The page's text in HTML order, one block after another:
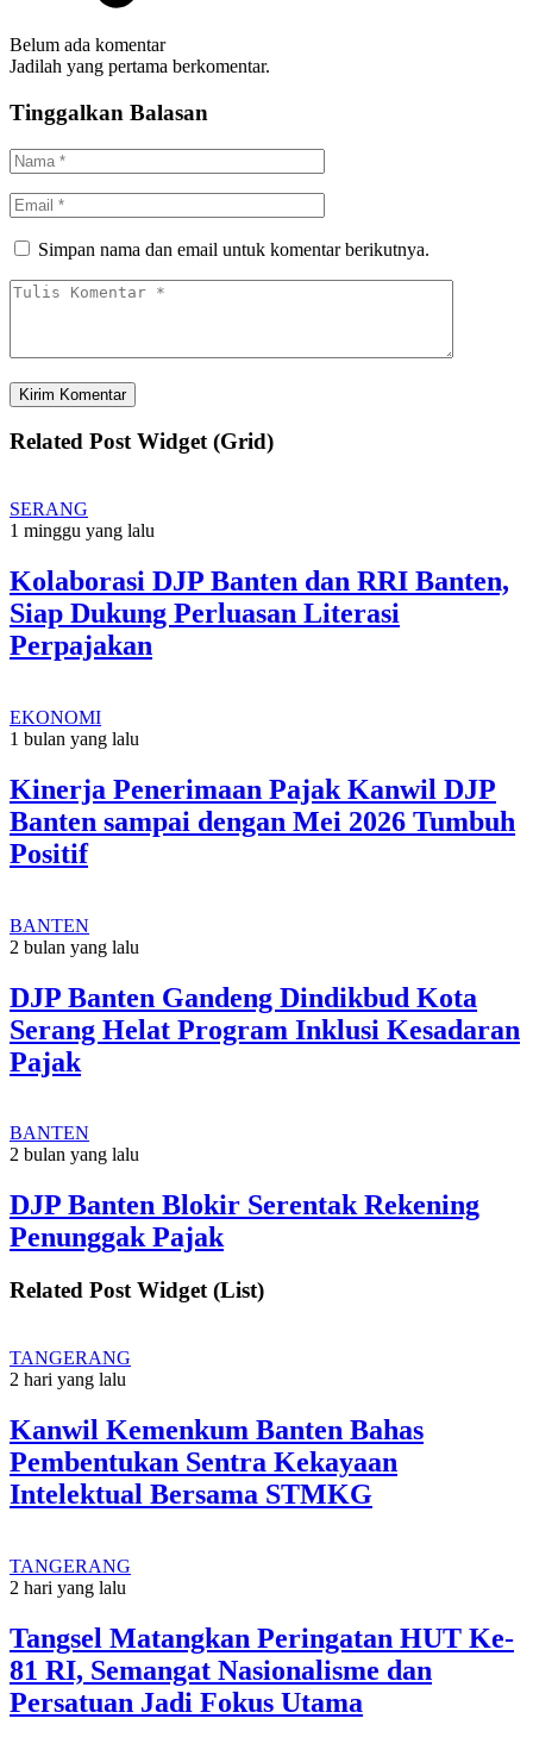
Belum ada komentar
Jadilah yang pertama berkomentar.
Tinggalkan Balasan
Simpan nama dan email untuk komentar berikutnya.
Related Post Widget (Grid)
SERANG
1 minggu yang lalu
Kolaborasi DJP Banten dan RRI Banten,
Siap Dukung Perluasan Literasi
Perpajakan
EKONOMI
1 bulan yang lalu
Kinerja Penerimaan Pajak Kanwil DJP
Banten sampai dengan Mei 2026 Tumbuh
Positif
BANTEN
2 bulan yang lalu
DJP Banten Gandeng Dindikbud Kota
Serang Helat Program Inklusi Kesadaran
Pajak
BANTEN
2 bulan yang lalu
DJP Banten Blokir Serentak Rekening
Penunggak Pajak
Related Post Widget (List)
TANGERANG
2 hari yang lalu
Kanwil Kemenkum Banten Bahas
Pembentukan Sentra Kekayaan
Intelektual Bersama STMKG
TANGERANG
2 hari yang lalu
Tangsel Matangkan Peringatan HUT Ke-
81 RI, Semangat Nasionalisme dan
Persatuan Jadi Fokus Utama